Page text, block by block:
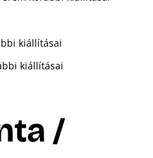
kiállításai
kiállításai
/